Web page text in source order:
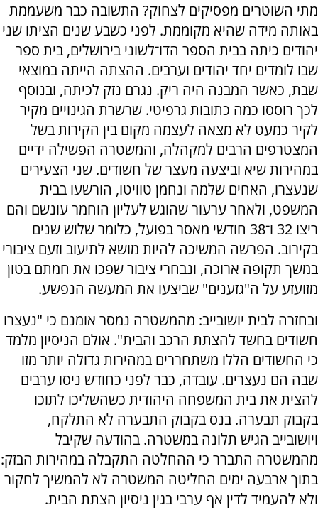
מתי השוטרים מפסיקים לצחוק? התשובה כבר משעממת
באותה מידה שהיא מקוממת. לפני כשבע שנים הציתו שני
יהודים כיתה בבית הספר הדו־לשוני בירושלים, בית ספר
שבו לומדים יחד יהודים וערבים. ההצתה הייתה במוצאי
שבת, כאשר המבנה היה ריק. נגרם נזק לכיתה, ובנוסף
לכך רוססו כמה כתובות גרפיטי. שרשרת הגינויים מקיר
לקיר כמעט לא מצאה לעצמה מקום בין הקירות בשל
המצטרפים הרבים למקהלה, והמשטרה הפשילה ידיים
במהירות שיא וביצעה מעצר של חשודים. שני הצעירים
שנעצרו, האחים שלמה ונחמן טוויטו, הורשעו בבית
המשפט, ולאחר ערעור שהוגש לעליון הוחמר עונשם והם
ריצו 32 ו־38 חודשי מאסר בפועל, כלומר שלוש שנים
בקירוב. הפרשה המשיכה להיות מושא לתיעוב וזעם ציבורי
במשך תקופה ארוכה, ונבחרי ציבור שפכו את חמתם בטון
מזועזע על ה"גזענים" שביצעו את המעשה הנפשע.
ובחזרה לבית יושובייב: מהמשטרה נמסר אומנם כי "נעצרו
חשודים בחשד להצתת הרכב והבית". אולם הניסיון מלמד
כי החשודים הללו משתחררים במהירות גדולה יותר מזו
שבה הם נעצרים. עובדה, כבר לפני כחודש ניסו ערבים
להצית את בית המשפחה היהודית כשהשליכו לתוכו
בקבוק תבערה. בנס בקבוק התבערה לא התלקח,
ויושובייב הגיש תלונה במשטרה. בהודעה שקיבל
מהמשטרה התברר כי ההחלטה התקבלה במהירות הבזק:
בתוך ארבעה ימים החליטה המשטרה לא להמשיך לחקור
ולא להעמיד לדין אף ערבי בגין ניסיון הצתת הבית.